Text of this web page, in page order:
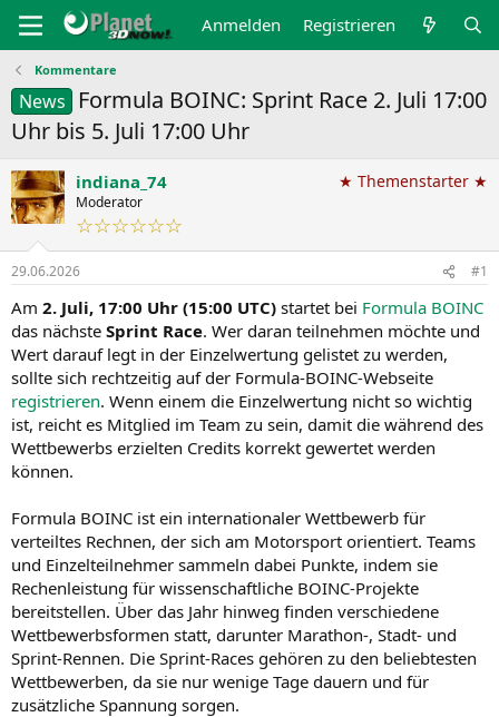
Anmelden Registrieren
Kommentare
News
Formula BOINC: Sprint Race 2. Juli 17:00
Uhr bis 5. Juli 17:00 Uhr
indiana_74
Moderator
☆☆☆☆☆☆
★ Themenstarter ★
29.06.2026 #1
Am 2. Juli, 17:00 Uhr (15:00 UTC) startet bei Formula BOINC
das nächste Sprint Race. Wer daran teilnehmen möchte und
Wert darauf legt in der Einzelwertung gelistet zu werden,
sollte sich rechtzeitig auf der Formula-BOINC-Webseite
registrieren. Wenn einem die Einzelwertung nicht so wichtig
ist, reicht es Mitglied im Team zu sein, damit die während des
Wettbewerbs erzielten Credits korrekt gewertet werden
können.
Formula BOINC ist ein internationaler Wettbewerb für
verteiltes Rechnen, der sich am Motorsport orientiert. Teams
und Einzelteilnehmer sammeln dabei Punkte, indem sie
Rechenleistung für wissenschaftliche BOINC-Projekte
bereitstellen. Über das Jahr hinweg finden verschiedene
Wettbewerbsformen statt, darunter Marathon-, Stadt- und
Sprint-Rennen. Die Sprint-Races gehören zu den beliebtesten
Wettbewerben, da sie nur wenige Tage dauern und für
zusätzliche Spannung sorgen.